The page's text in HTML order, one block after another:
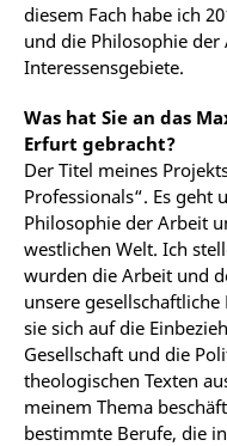
diesem Fach habe ich
und die Philosophie
Interessensgebiete.
Was hat Sie an das
Erfurt gebracht?
Der Titel meines
Professionals“. Es geht
Philosophie der Arbeit
westlichen Welt. Ich
wurden die Arbeit und
unsere
sie sich auf die
Gesellschaft und die
theologischen Texten
meinem Thema
bestimmte Berufe, die